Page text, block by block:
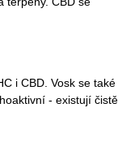
i CBD. Vosk se také
- existují čistě